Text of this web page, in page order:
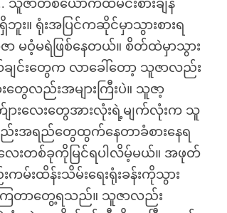
ဇာတစ်ယောက်ထမင်းစားချိန်
း။ ရုံးအပြင်ကဆိုင်မှာသွားစားရ
မဝံ့မရဲဖြစ်နေတယ်။ စိတ်ထဲမှာသွား
ချင်းတွေက လာခေါ်တော့ သူဇာလည်း
ေလည်းအများကြီးပဲ။ သူဇာ့
းလေးတွေအားလုံးရဲ့မျက်လုံးက သူ
းအရည်တွေထွက်နေတာခံစားနေရ
ေးတစ်ခုကိုမြင်ရပါလိမ့်မယ်။ အဖုတ်
းထိန်းသိမ်းရေးရုံးခန်းကိုသွား
ကြတာတွေ့ရသည်။ သူဇာလည်း